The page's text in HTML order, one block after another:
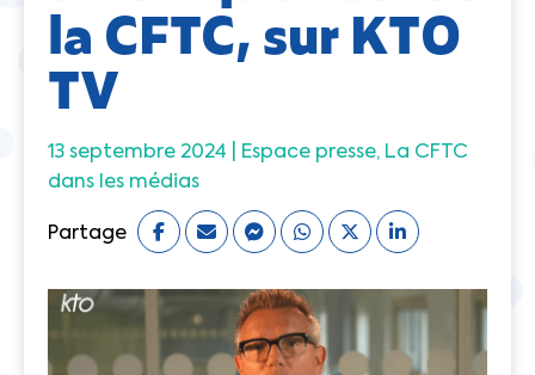
la CFTC, sur KTO
TV
13 septembre 2024 | Espace presse La CFTC
dans les médias
Partage